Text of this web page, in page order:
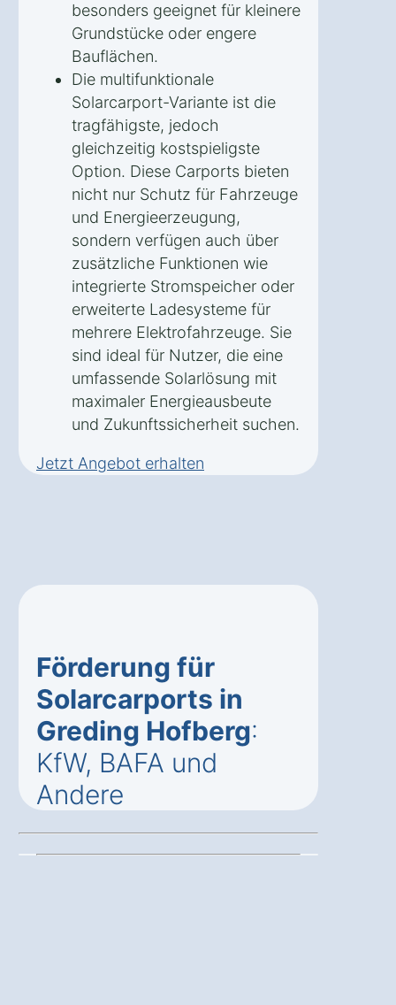
besonders geeignet für kleinere
Grundstücke oder engere
Bauflächen.
Die multifunktionale
Solarcarport-Variante ist die
tragfähigste, jedoch
gleichzeitig kostspieligste
Option. Diese Carports bieten
nicht nur Schutz für Fahrzeuge
und Energieerzeugung,
sondern verfügen auch über
zusätzliche Funktionen wie
integrierte Stromspeicher oder
erweiterte Ladesysteme für
mehrere Elektrofahrzeuge. Sie
sind ideal für Nutzer, die eine
umfassende Solarlösung mit
maximaler Energieausbeute
und Zukunftssicherheit suchen.
Jetzt Angebot erhalten
Förderung für
Solarcarports in
Greding Hofberg:
KfW, BAFA und
Andere